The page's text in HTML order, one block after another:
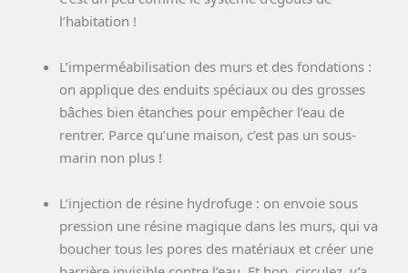
l’habitation !
L’imperméabilisation des murs et des fondations :
on applique des enduits spéciaux ou des grosses
bâches bien étanches pour empêcher l’eau de
rentrer. Parce qu’une maison, c’est pas un sous-
marin non plus !
L’injection de résine hydrofuge : on envoie sous
pression une résine magique dans les murs, qui va
boucher tous les pores des matériaux et créer une